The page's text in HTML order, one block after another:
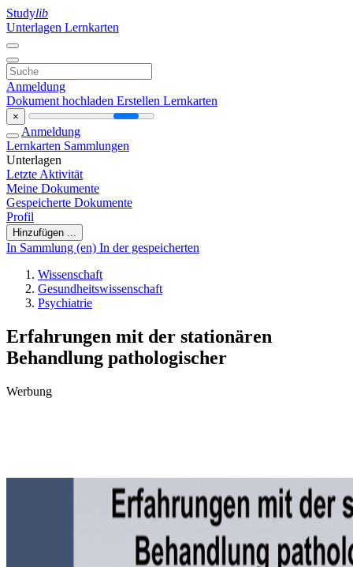
Studylib
Unterlagen Lernkarten
Anmeldung
Dokument hochladen Erstellen Lernkarten
×
Anmeldung
Lernkarten Sammlungen
Unterlagen
Letzte Aktivität
Meine Dokumente
Gespeicherte Dokumente
Profil
Hinzufügen ...
In Sammlung (en) In der gespeicherten
Wissenschaft
Gesundheitswissenschaft
Psychiatrie
Erfahrungen mit der stationären
Behandlung pathologischer
Werbung